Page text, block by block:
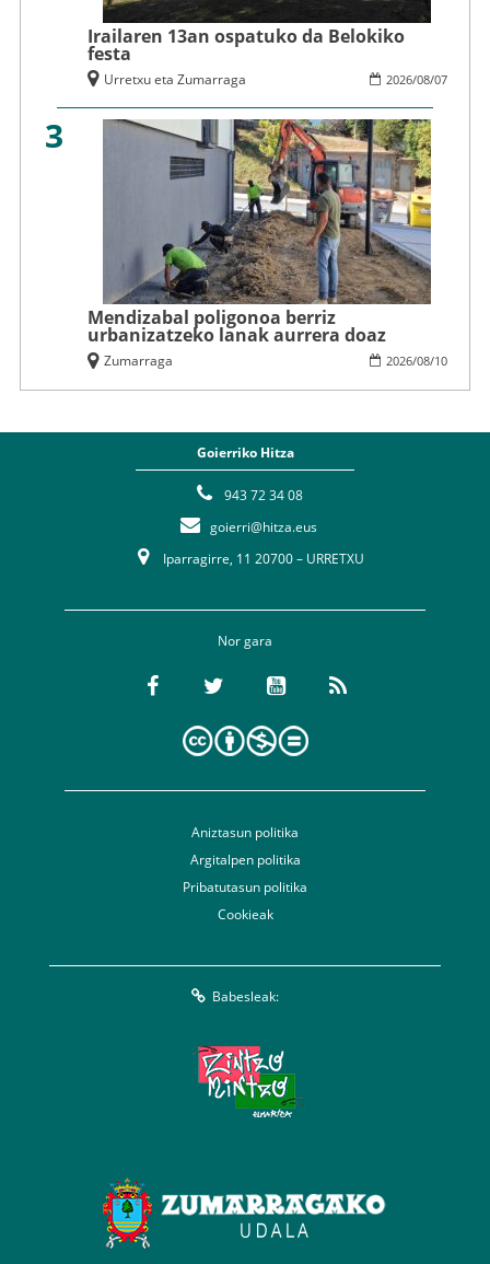
Irailaren 13an ospatuko da Belokiko
festa
2026/08/07
Urretxu eta Zumarraga
3
Mendizabal poligonoa berriz
urbanizatzeko lanak aurrera doaz
2026/08/10
Zumarraga
Goierriko Hitza
943 72 34 08
goierri@hitza.eus
Iparragirre, 11 20700 – URRETXU
Nor gara
Aniztasun politika
Argitalpen politika
Pribatutasun politika
Cookieak
Babesleak: